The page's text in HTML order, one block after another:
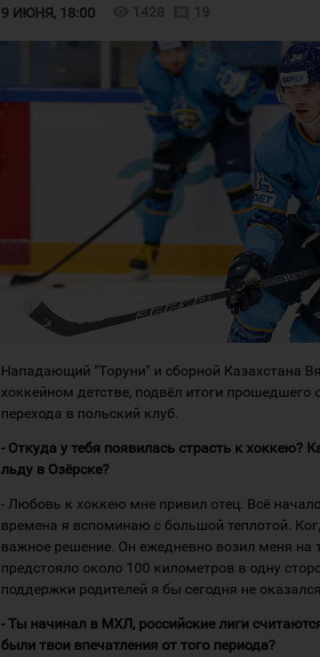
9 ИЮНЯ, 18:00 1428 19
Нападающий "Торуни" и сборной Казахстана
хоккейном детстве, подвёл итоги
перехода в польский клуб.
- Откуда у тебя появилась страсть к хоккею?
льду в Озёрске?
- Любовь к хоккею мне привил отец. Всё
времена я вспоминаю с большой теплотой.
важное решение. Он ежедневно возил меня на
предстояло около 100 километров в одну
поддержки родителей я бы сегодня не
- Ты начинал в МХЛ, российские лиги
были твои впечатления от того периода?